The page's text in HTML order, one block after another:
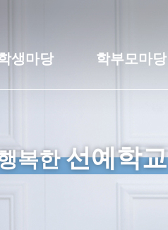
생마당 학부모마당
복한선예학교